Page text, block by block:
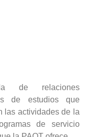
de relaciones
de estudios que
las actividades de la
de servicio